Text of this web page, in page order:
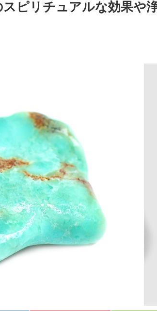
スピリチュアルな効果や